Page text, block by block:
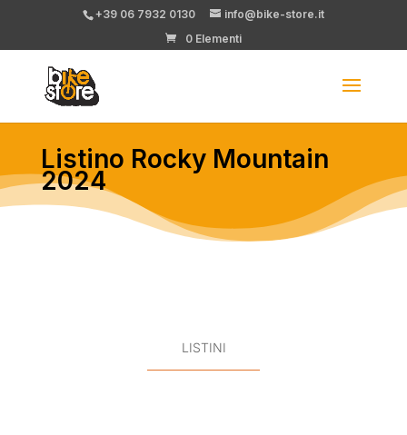
+39 06 7932 0130
info@bike-store.it
0 Elementi
Listino Rocky Mountain
2024
LISTINI